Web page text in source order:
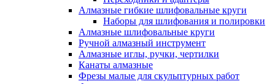
Алмазные гибкие шлифовальные круги
Наборы для шлифования и полировки
Алмазные шлифовальные круги
Ручной алмазный инструмент
Алмазные иглы, ручки, чертилки
Канаты алмазные
Фрезы малые для скульптурных работ